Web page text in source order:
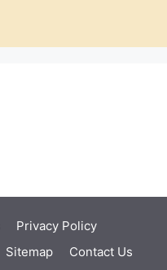
Privacy Policy
Sitemap Contact Us